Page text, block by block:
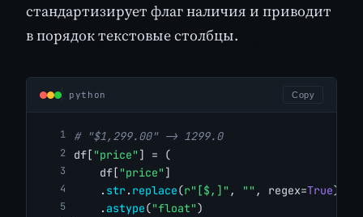
стандартизирует флаг наличия и приводит
в порядок текстовые столбцы.
python Copy
# "$1,299.00" -> 1299.0
df[ "price" ] = (
    df[
"price" ]
    .
str. replace(r"[$,]" , "" , regex=True)
    .
astype("float")